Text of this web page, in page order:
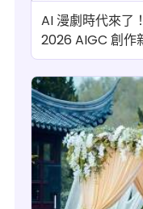
AI 漫劇時代來了
2026 AIGC 創作